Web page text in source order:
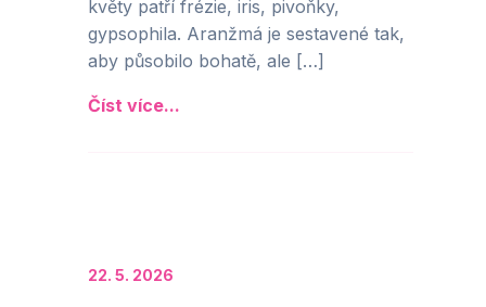
květy patří frézie, iris, pivoňky,
gypsophila. Aranžmá je sestavené tak,
aby působilo bohatě, ale […]
Číst více...
22. 5. 2026